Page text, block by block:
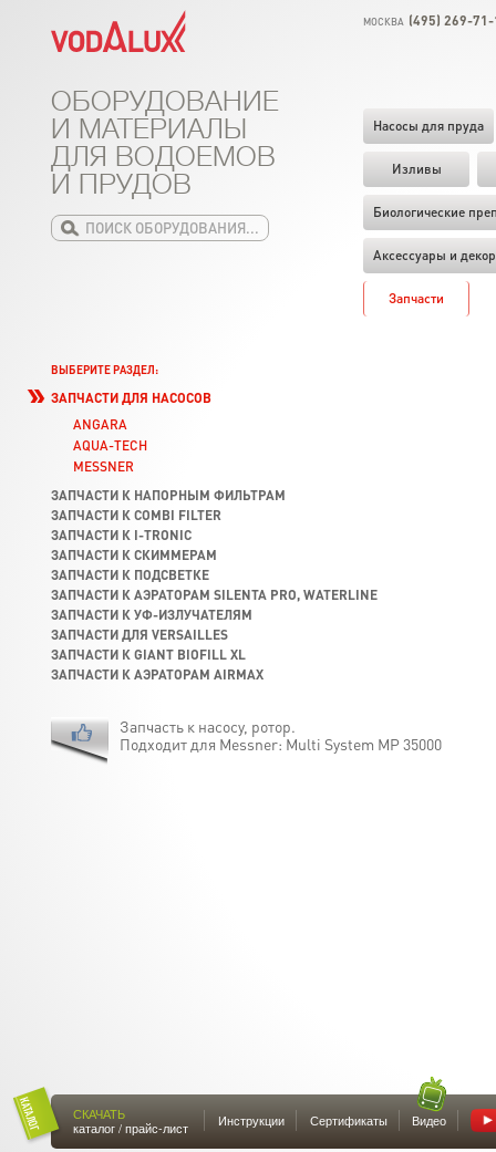
МОСКВА (495) 269-
Насосы для пруда
Изливы
Биологические
Аксессуары и декор
Запчасти
ОБОРУДОВАНИЕ
И МАТЕРИАЛЫ
ДЛЯ ВОДОЕМОВ
И ПРУДОВ
ВЫБЕРИТЕ РАЗДЕЛ:
ЗАПЧАСТИ ДЛЯ НАСОСОВ
ANGARA
AQUA-TECH
MESSNER
ЗАПЧАСТИ К НАПОРНЫМ ФИЛЬТРАМ
ЗАПЧАСТИ К COMBI FILTER
ЗАПЧАСТИ К I-TRONIC
ЗАПЧАСТИ К СКИММЕРАМ
ЗАПЧАСТИ К ПОДСВЕТКЕ
ЗАПЧАСТИ К АЭРАТОРАМ SILENTA PRO, WATERLINE
ЗАПЧАСТИ К УФ-ИЗЛУЧАТЕЛЯМ
ЗАПЧАСТИ ДЛЯ VERSAILLES
ЗАПЧАСТИ К GIANT BIOFILL XL
ЗАПЧАСТИ К АЭРАТОРАМ AIRMAX
Запчасть к насосу, ротор.
Подходит для Messner: Multi System MP 35000
СКАЧАТЬ
каталог / прайс-лист
Инструкции Сертификаты Видео